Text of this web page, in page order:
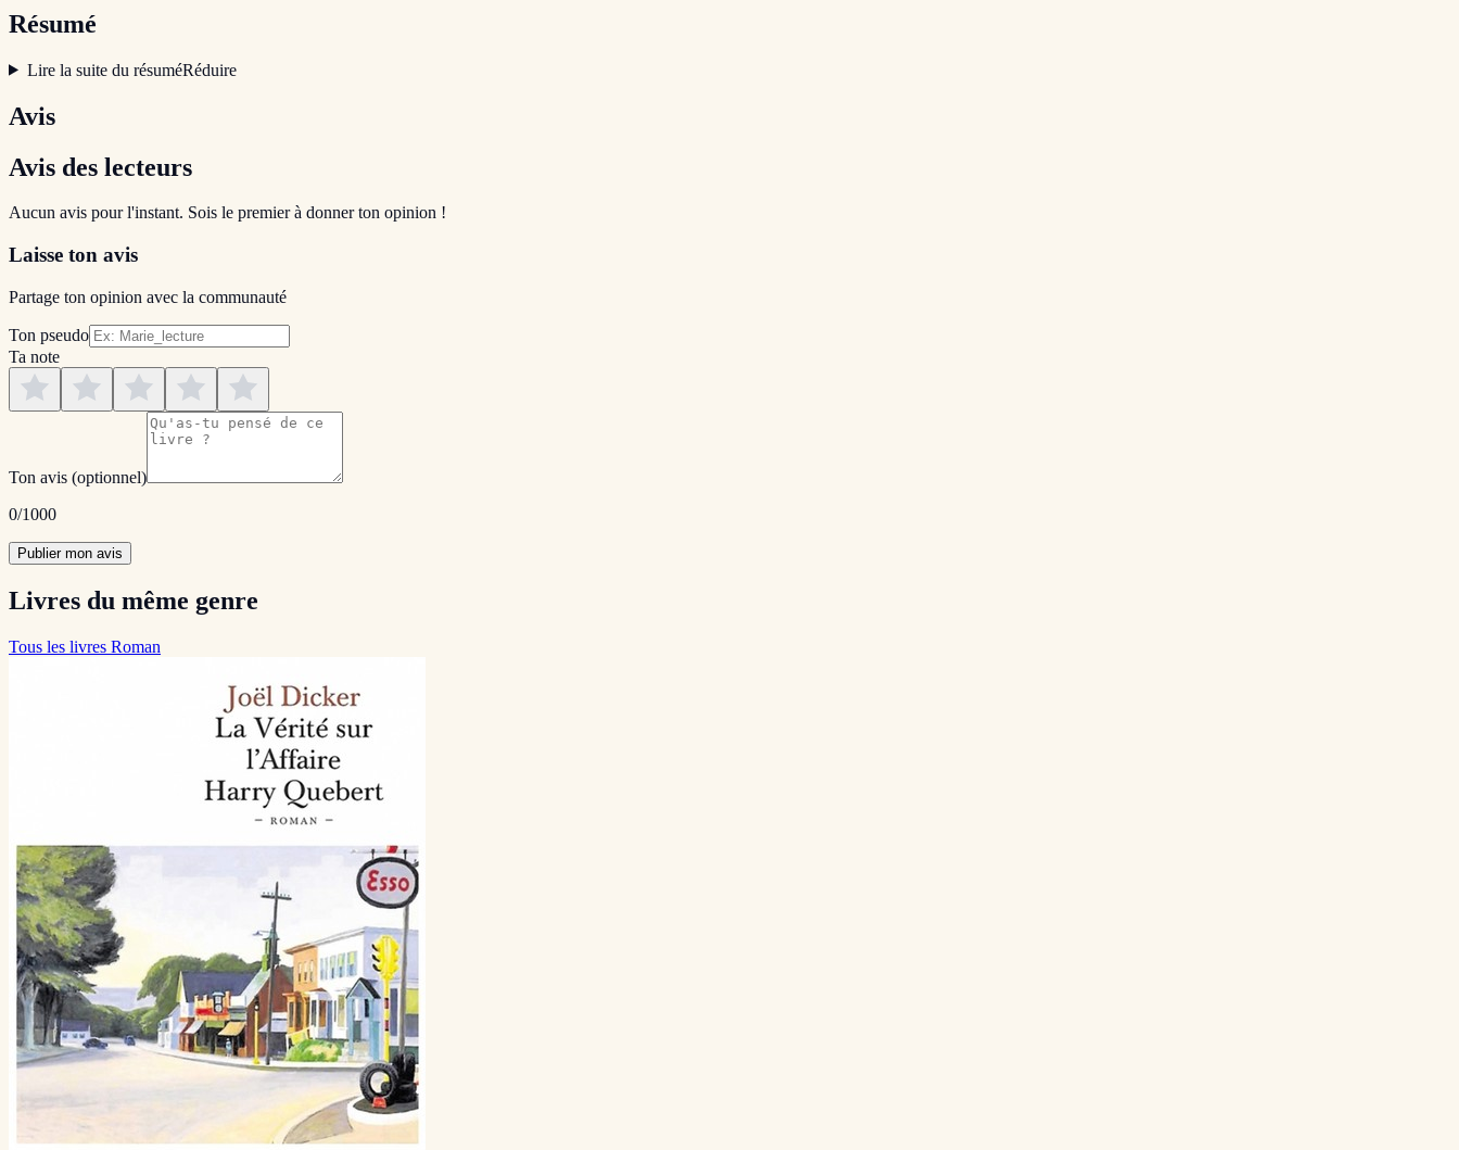
Résumé
Lire la suite du résuméRéduire
Avis
Avis des lecteurs
Aucun avis pour l'instant. Sois le premier à donner ton opinion !
Laisse ton avis
Partage ton opinion avec la communauté
Ton pseudo
Ta note
Ton avis (optionnel)
0/1000
Publier mon avis
Livres du même genre
Tous les livres Roman